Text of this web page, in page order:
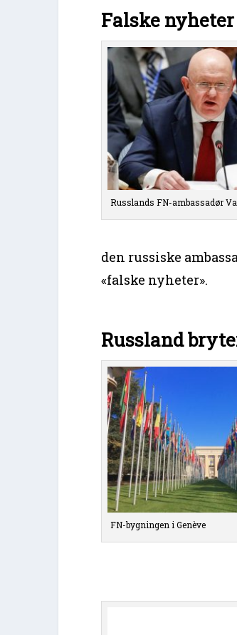
Falske nyheter
Russlands FN-ambassadør
den russiske
«falske nyheter».
Russland
FN-bygningen i Genève